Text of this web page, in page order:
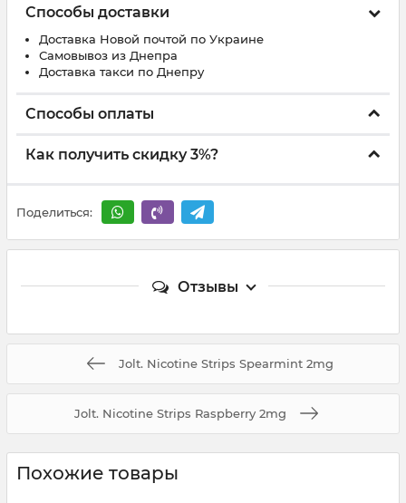
Способы доставки
Доставка Новой почтой по Украине
Самовывоз из Днепра
Доставка такси по Днепру
Способы оплаты
Как получить скидку 3%?
Поделиться:
Отзывы
Jolt. Nicotine Strips Spearmint 2mg
Jolt. Nicotine Strips Raspberry 2mg
Похожие товары